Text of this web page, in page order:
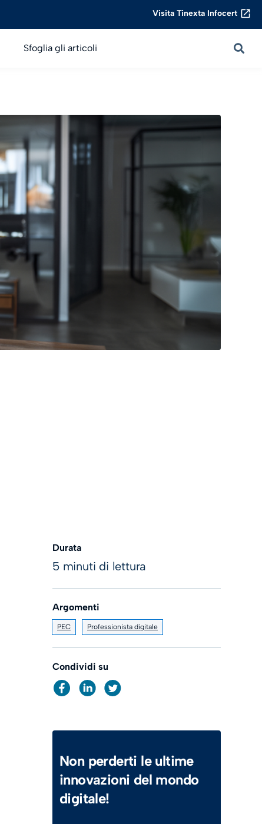
Visita Tinexta Infocert
Sfoglia gli articoli
Durata
5 minuti di lettura
Argomenti
PEC Professionista digitale
Condividi su
Non perderti le ultime
innovazioni del mondo
digitale!